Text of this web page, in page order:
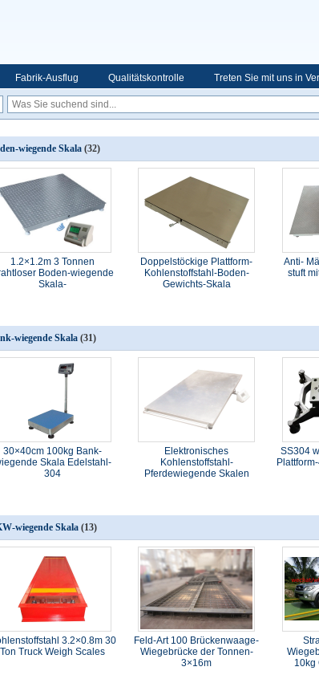
Fabrik-Ausflug Qualitätskontrolle Treten Sie mit uns in
wiegende Skala (32)
1.2×1.2m 3 Tonnen
Boden-wiegende
Skala-
Doppelstöckige Plattform-
Kohlenstoffstahl-Boden-
Gewichts-Skala
Anti-
stuft
wiegende Skala (31)
30×40cm 100kg Bank-
Skala Edelstahl-
304
Elektronisches
Kohlenstoffstahl-
Pferdewiegende Skalen
SS304
wiegende Skala (13)
3.2×0.8m 30
Ton Truck Weigh Scales
Feld-Art 100 Brückenwaage-
Wiegebrücke der Tonnen-
3×16m
10kg